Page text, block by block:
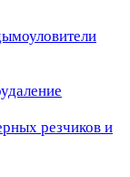
резчиков и